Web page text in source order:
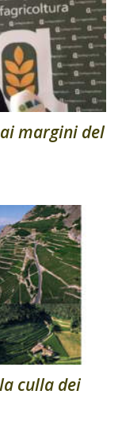
margini del
culla dei